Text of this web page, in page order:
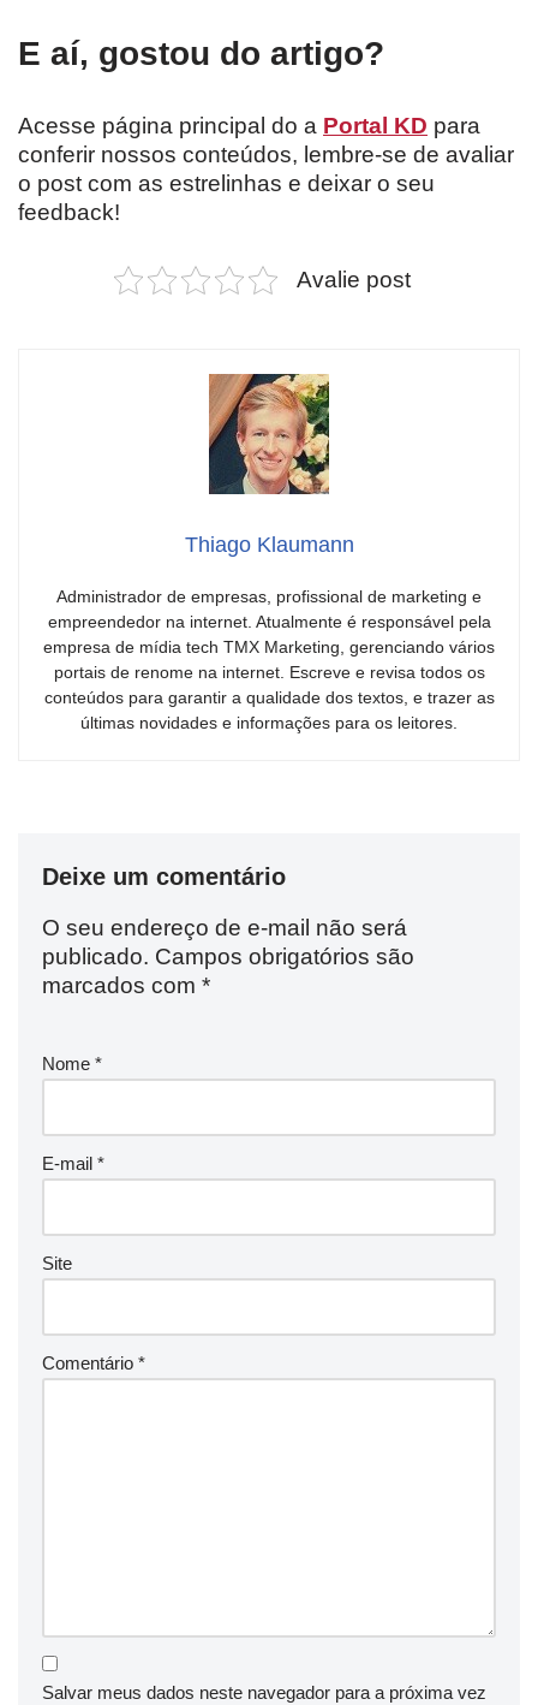
E aí, gostou do artigo?
Acesse página principal do a Portal KD para
conferir nossos conteúdos, lembre-se de avaliar
o post com as estrelinhas e deixar o seu
feedback!
Avalie post
Thiago Klaumann
Administrador de empresas, profissional de marketing e
empreendedor na internet. Atualmente é responsável pela
empresa de mídia tech TMX Marketing, gerenciando vários
portais de renome na internet. Escreve e revisa todos os
conteúdos para garantir a qualidade dos textos, e trazer as
últimas novidades e informações para os leitores.
Deixe um comentário
O seu endereço de e-mail não será
publicado. Campos obrigatórios são
marcados com *
Nome *
E-mail *
Site
Comentário *
Salvar meus dados neste navegador para a próxima vez